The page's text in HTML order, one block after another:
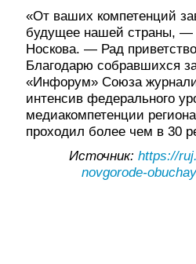
«От ваших компетенций
будущее нашей страны, —
Носкова. — Рад
Благодарю собравшихся
«Инфорум» Союза
интенсив федерального
медиакомпетенции
проходил более чем в 30
Источник: https://
novgorode-